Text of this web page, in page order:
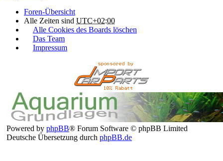
Foren-Übersicht
Alle Zeiten sind UTC+02:00
Alle Cookies des Boards löschen
Das Team
Impressum
Powered by phpBB® Forum Software © phpBB Limited
Deutsche Übersetzung durch phpBB.de